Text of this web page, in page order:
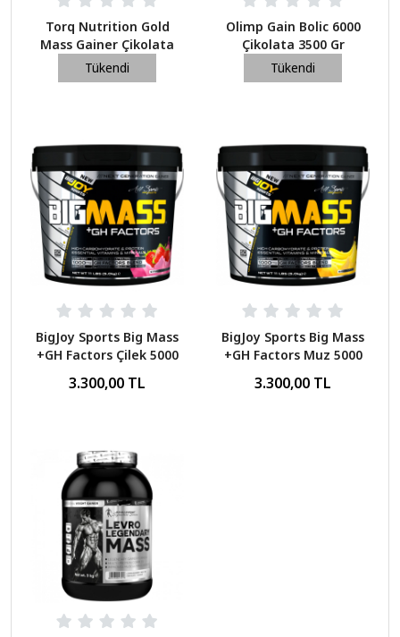
Torq Nutrition Gold
Mass Gainer Çikolata
3000 GR
1.299,00 TL
Tükendi
Olimp Gain Bolic 6000
Çikolata 3500 Gr
3.750,00 TL
Tükendi
BigJoy Sports Big Mass
+GH Factors Çilek 5000
3.300,00 TL
BigJoy Sports Big Mass
+GH Factors Muz 5000
3.300,00 TL